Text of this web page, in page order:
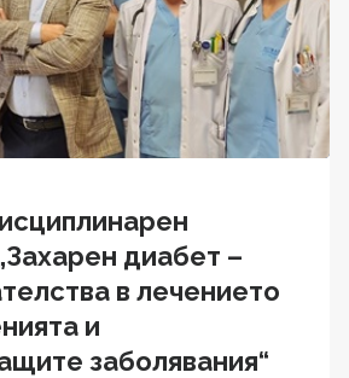
диабет –
в лечението
и
заболявания“